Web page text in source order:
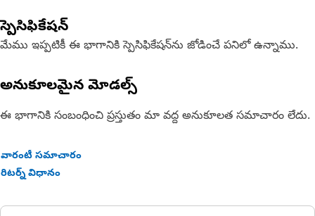
స్పెసిఫికేషన్
మేము ఇప్పటికీ ఈ భాగానికి స్పెసిఫికేషన్‌ను జోడించే పనిలో ఉన్నాము.
అనుకూలమైన మోడల్స్
ఈ భాగానికి సంబంధించి ప్రస్తుతం మా వద్ద అనుకూలత సమాచారం లేదు.
వారంటీ సమాచారం
రిటర్న్ విధానం